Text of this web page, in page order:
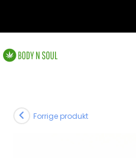
Forrige produkt